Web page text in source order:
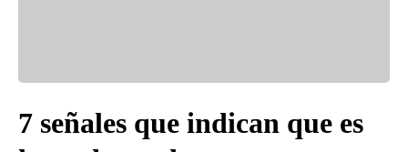
7 señales que indican que es